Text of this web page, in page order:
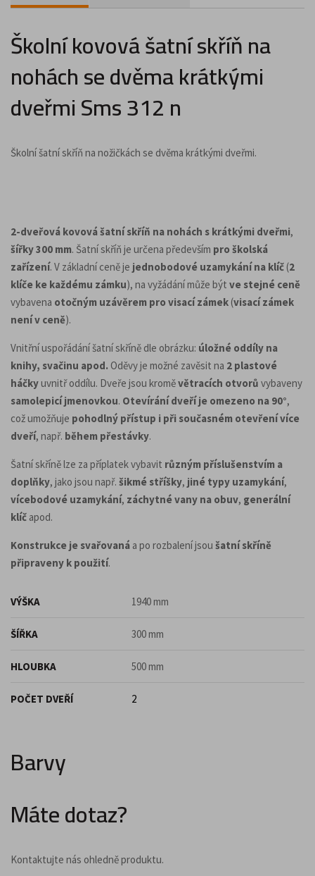
Školní kovová šatní skříň na
nohách se dvěma krátkými
dveřmi Sms 312 n
Školní šatní skříň na nožičkách se dvěma krátkými dveřmi.
2-dveřová kovová šatní skříň na nohách s krátkými dveřmi,
šířky 300 mm. Šatní skříň je určena především pro školská
zařízení. V základní ceně je jednobodové uzamykání na klíč (2
klíče ke každému zámku), na vyžádání může být ve stejné ceně
vybavena otočným uzávěrem pro visací zámek (visací zámek
není v ceně).
Vnitřní uspořádání šatní skříně dle obrázku: úložné oddíly na
knihy, svačinu apod. Oděvy je možné zavěsit na 2 plastové
háčkyuvnitř oddílu. Dveře jsou kroměvětracích otvorů vybaveny
samolepicí jmenovkou. Otevírání dveří je omezeno na 90°,
což umožňuje pohodlný přístup i při současném otevření více
dveří, např. během přestávky.
Šatní skříně lze za příplatek vybavit různým příslušenstvím a
doplňky, jako jsou např. šikmé stříšky, jiné typy uzamykání,
vícebodové uzamykání, záchytné vany na obuv, generální
klíč apod.
Konstrukce je svařovaná a po rozbalení jsou šatní skříně
připraveny k použití.
VÝŠKA 1940 mm
ŠÍŘKA 300 mm
HLOUBKA 500 mm
POČET DVEŘÍ 2
Barvy
Máte dotaz?
Kontaktujte nás ohledně produktu.